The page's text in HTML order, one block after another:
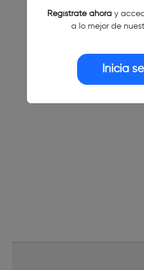
Regístrate ahoray
a lo mejor de
Inicia